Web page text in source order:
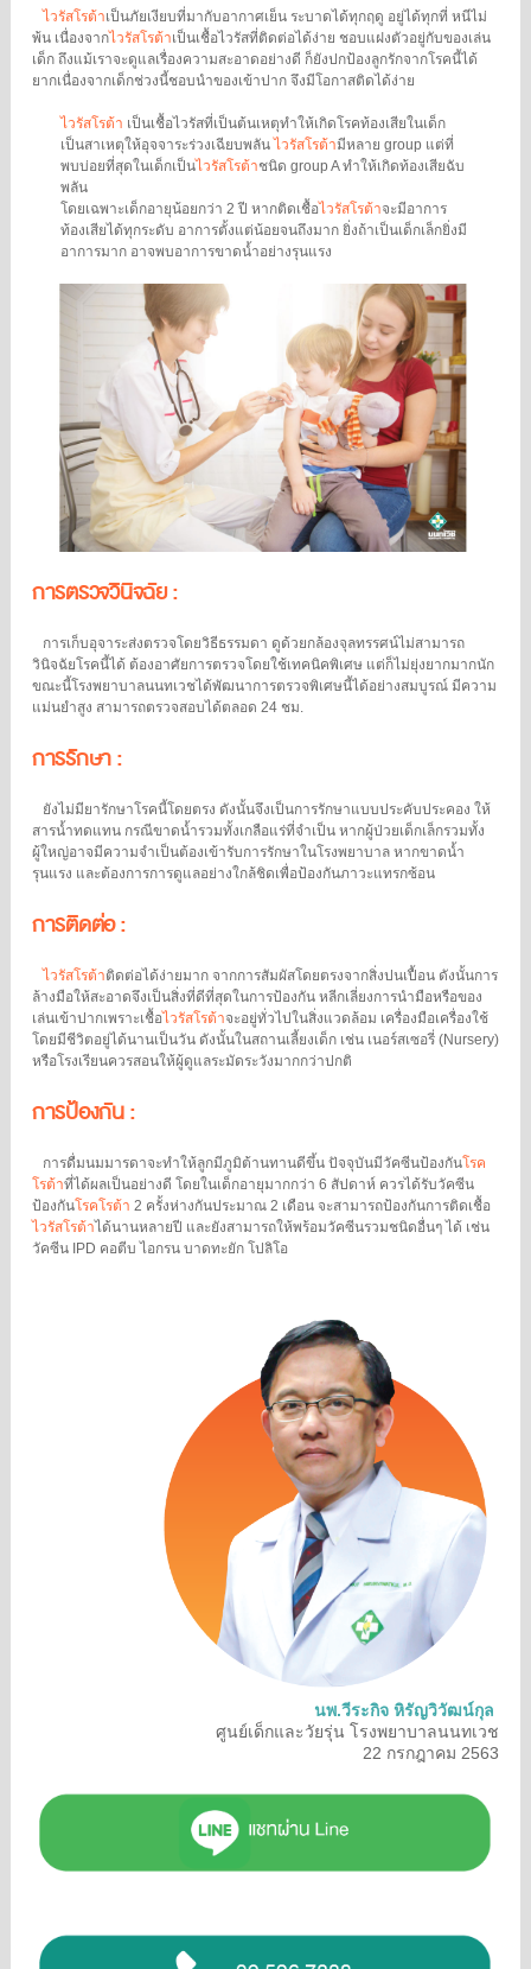
ไวรัสโรต้าเป็นภัยเงียบที่มากับอากาศเย็น ระบาดได้ทุกฤดู อยู่ได้ทุกที่ หนีไม่
พ้น เนื่องจากไวรัสโรต้าเป็นเชื้อไวรัสที่ติดต่อได้ง่าย ชอบแฝงตัวอยู่กับของเล่น
เด็ก ถึงแม้เราจะดูแลเรื่องความสะอาดอย่างดี ก็ยังปกป้องลูกรักจากโรคนี้ได้
ยากเนื่องจากเด็กช่วงนี้ชอบนำของเข้าปาก จึงมีโอกาสติดได้ง่าย
ไวรัสโรต้า เป็นเชื้อไวรัสที่เป็นต้นเหตุทำให้เกิดโรคท้องเสียในเด็ก
เป็นสาเหตุให้อุจจาระร่วงเฉียบพลันไวรัสโรต้ามีหลาย group แต่ที่
พบบ่อยที่สุดในเด็กเป็นไวรัสโรต้าชนิด group A ทำให้เกิดท้องเสียฉับ
พลัน
โดยเฉพาะเด็กอายุน้อยกว่า 2 ปี หากติดเชื้อไวรัสโรต้าจะมีอาการ
ท้องเสียได้ทุกระดับ อาการตั้งแต่น้อยจนถึงมาก ยิ่งถ้าเป็นเด็กเล็กยิ่งมี
อาการมาก อาจพบอาการขาดน้ำอย่างรุนแรง
การตรวจวินิจฉัย :
การเก็บอุจาระส่งตรวจโดยวิธีธรรมดา ดูด้วยกล้องจุลทรรศน์ไม่สามารถ
วินิจฉัยโรคนี้ได้ ต้องอาศัยการตรวจโดยใช้เทคนิคพิเศษ แต่ก็ไม่ยุ่งยากมากนัก
ขณะนี้โรงพยาบาลนนทเวชได้พัฒนาการตรวจพิเศษนี้ได้อย่างสมบูรณ์ มีความ
แม่นยำสูง สามารถตรวจสอบได้ตลอด 24 ชม.
การรักษา :
ยังไม่มียารักษาโรคนี้โดยตรง ดังนั้นจึงเป็นการรักษาแบบประคับประคอง ให้
สารน้ำทดแทน กรณีขาดน้ำรวมทั้งเกลือแร่ที่จำเป็น หากผู้ป่วยเด็กเล็กรวมทั้ง
ผู้ใหญ่อาจมีความจำเป็นต้องเข้ารับการรักษาในโรงพยาบาล หากขาดน้ำ
รุนแรง และต้องการการดูแลอย่างใกล้ชิดเพื่อป้องกันภาวะแทรกซ้อน
การติดต่อ :
ไวรัสโรต้าติดต่อได้ง่ายมาก จากการสัมผัสโดยตรงจากสิ่งปนเปื้อน ดังนั้นการ
ล้างมือให้สะอาดจึงเป็นสิ่งที่ดีที่สุดในการป้องกัน หลีกเลี่ยงการนำมือหรือของ
เล่นเข้าปากเพราะเชื้อไวรัสโรต้าจะอยู่ทั่วไปในสิ่งแวดล้อม เครื่องมือเครื่องใช้
โดยมีชีวิตอยู่ได้นานเป็นวัน ดังนั้นในสถานเลี้ยงเด็ก เช่น เนอร์สเซอรี่ (Nursery)
หรือโรงเรียนควรสอนให้ผู้ดูแลระมัดระวังมากกว่าปกติ
การป้องกัน :
การดื่มนมมารดาจะทำให้ลูกมีภูมิต้านทานดีขึ้น ปัจจุบันมีวัคซีนป้องกันโรค
โรต้าที่ได้ผลเป็นอย่างดี โดยในเด็กอายุมากกว่า 6 สัปดาห์ ควรได้รับวัคซีน
ป้องกันโรคโรต้า 2 ครั้งห่างกันประมาณ 2 เดือน จะสามารถป้องกันการติดเชื้อ
ไวรัสโรต้าได้นานหลายปี และยังสามารถให้พร้อมวัคซีนรวมชนิดอื่นๆ ได้ เช่น
วัคซีน IPD คอตีบ ไอกรน บาดทะยัก โปลิโอ
นพ.วีระกิจ หิรัญวิวัฒน์กุล
ศูนย์เด็กและวัยรุ่น โรงพยาบาลนนทเวช
22 กรกฎาคม 2563